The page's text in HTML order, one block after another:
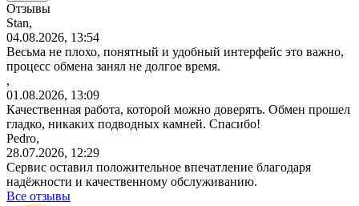
Отзывы
Stan,
04.08.2026, 13:54
Весьма не плохо, понятный и удобный интерфейс это важно,
процесс обмена занял не долгое время.
,
01.08.2026, 13:09
Качественная работа, которой можно доверять. Обмен прошел
гладко, никаких подводных камней. Спасибо!
Pedro,
28.07.2026, 12:29
Сервис оставил положительное впечатление благодаря
надёжности и качественному обслуживанию.
Все отзывы